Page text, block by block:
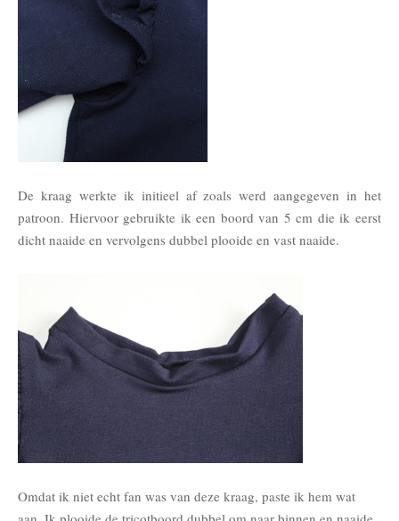
De kraag werkte ik initieel af zoals werd aangegeven in het
patroon. Hiervoor gebruikte ik een boord van 5 cm die ik eerst
dicht naaide en vervolgens dubbel plooide en vast naaide.
Omdat ik niet echt fan was van deze kraag, paste ik hem wat